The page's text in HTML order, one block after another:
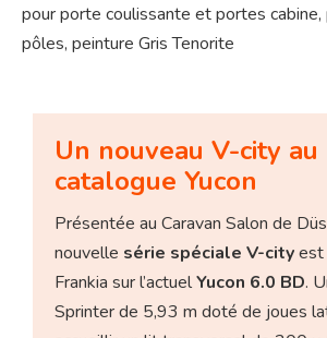
pour porte coulissante et portes
pôles, peinture Gris Tenorite
Un nouveau V-city au
catalogue Yucon
Présentée au Caravan Salon de
nouvelle série spéciale V-cityest
Frankia sur l’actuelYucon 6.0 BD.
Sprinter de 5,93 m doté de joues